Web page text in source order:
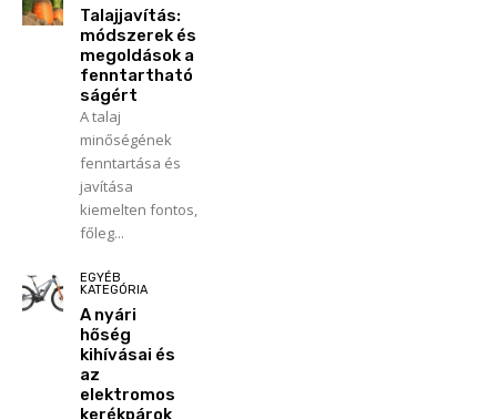
Talajjavítás:
módszerek és
megoldások a
fenntartható
ságért
A talaj
minőségének
fenntartása és
javítása
kiemelten fontos,
főleg...
EGYÉB
KATEGÓRIA
A nyári
hőség
kihívásai és
az
elektromos
kerékpárok